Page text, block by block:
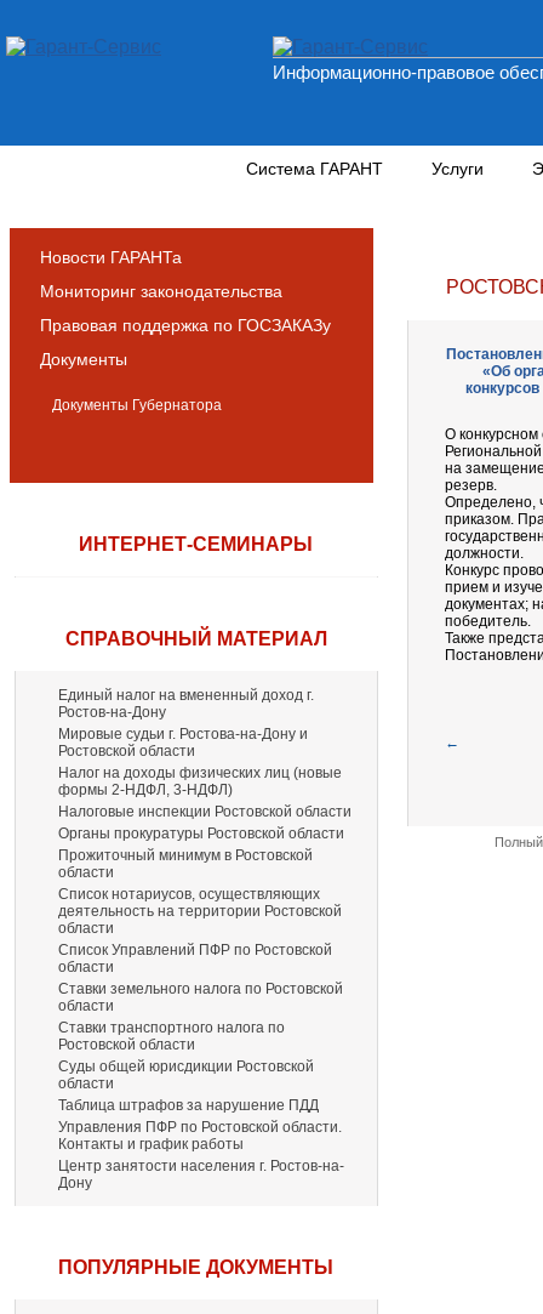
Информационно-правовое
Система ГАРАНТ Услуги
Новости ГАРАНТа
Мониторинг законодательства
Правовая поддержка по ГОСЗАКАЗу
Документы
Документы Губернатора
ИНТЕРНЕТ-СЕМИНАРЫ
СПРАВОЧНЫЙ МАТЕРИАЛ
Единый налог на вмененный доход г.
Ростов-на-Дону
Мировые судьи г. Ростова-на-Дону и
Ростовской области
Налог на доходы физических лиц (новые
формы 2-НДФЛ, 3-НДФЛ)
Налоговые инспекции Ростовской области
Органы прокуратуры Ростовской области
Прожиточный минимум в Ростовской
области
Список нотариусов, осуществляющих
деятельность на территории Ростовской
области
Список Управлений ПФР по Ростовской
области
Ставки земельного налога по Ростовской
области
Ставки транспортного налога по
Ростовской области
Суды общей юрисдикции Ростовской
области
Таблица штрафов за нарушение ПДД
Управления ПФР по Ростовской области.
Контакты и график работы
Центр занятости населения г. Ростов-на-
Дону
ПОПУЛЯРНЫЕ ДОКУМЕНТЫ
«Об
О конкурсном
на
резерв.
Определено,
приказом.
должности.
Конкурс
прием и
документах;
победитель.
Также
←